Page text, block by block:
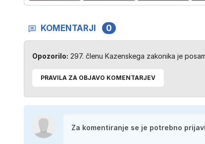
KOMENTARJI 0
Opozorilo: 297. členu Kazenskega zakonika je
PRAVILA ZA OBJAVO KOMENTARJEV